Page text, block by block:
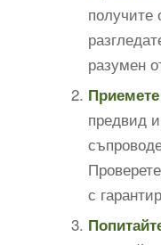
получите
разумен
предвид
с